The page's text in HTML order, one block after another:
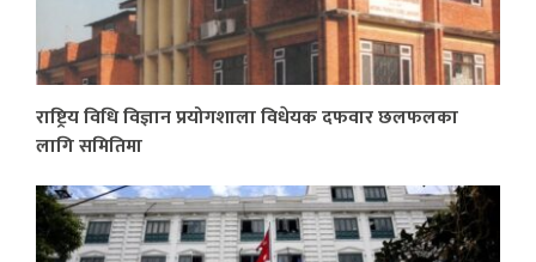
राष्ट्रिय विधि विज्ञान प्रयोगशाला विधेयक दफवार छलफलका
लागि समितिमा